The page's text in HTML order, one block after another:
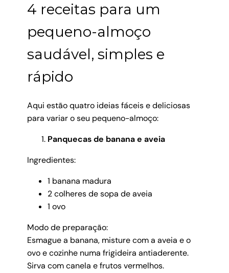
4 receitas para um
pequeno-almoço
saudável, simples e
rápido
Aqui estão quatro ideias fáceis e deliciosas
para variar o seu pequeno-almoço:
Panquecas de banana e aveia
Ingredientes:
1 banana madura
2 colheres de sopa de aveia
1 ovo
Modo de preparação:
Esmague a banana, misture com a aveia e o
ovo e cozinhe numa frigideira antiaderente.
Sirva com canela e frutos vermelhos.